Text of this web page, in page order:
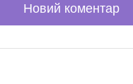
Новий коментар